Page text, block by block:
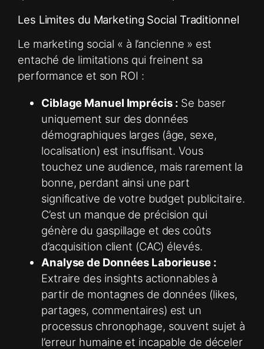
Les Limites du Marketing Social Traditionnel
Le marketing social « à l’ancienne » est
entaché de limitations qui freinent sa
performance et son ROI :
Ciblage Manuel Imprécis : Se baser
uniquement sur des données
démographiques larges (âge, sexe,
localisation) est insuffisant. Vous
touchez une audience, mais rarement la
bonne, perdant ainsi une part
significative de votre budget publicitaire.
C’est un manque de précision qui
génère du gaspillage et des coûts
d’acquisition client (CAC) élevés.
Analyse de Données Laborieuse :
Extraire des insights actionnables à
partir de montagnes de données (likes,
partages, commentaires) est un
processus chronophage, souvent sujet à
l’erreur humaine et incapable de déceler